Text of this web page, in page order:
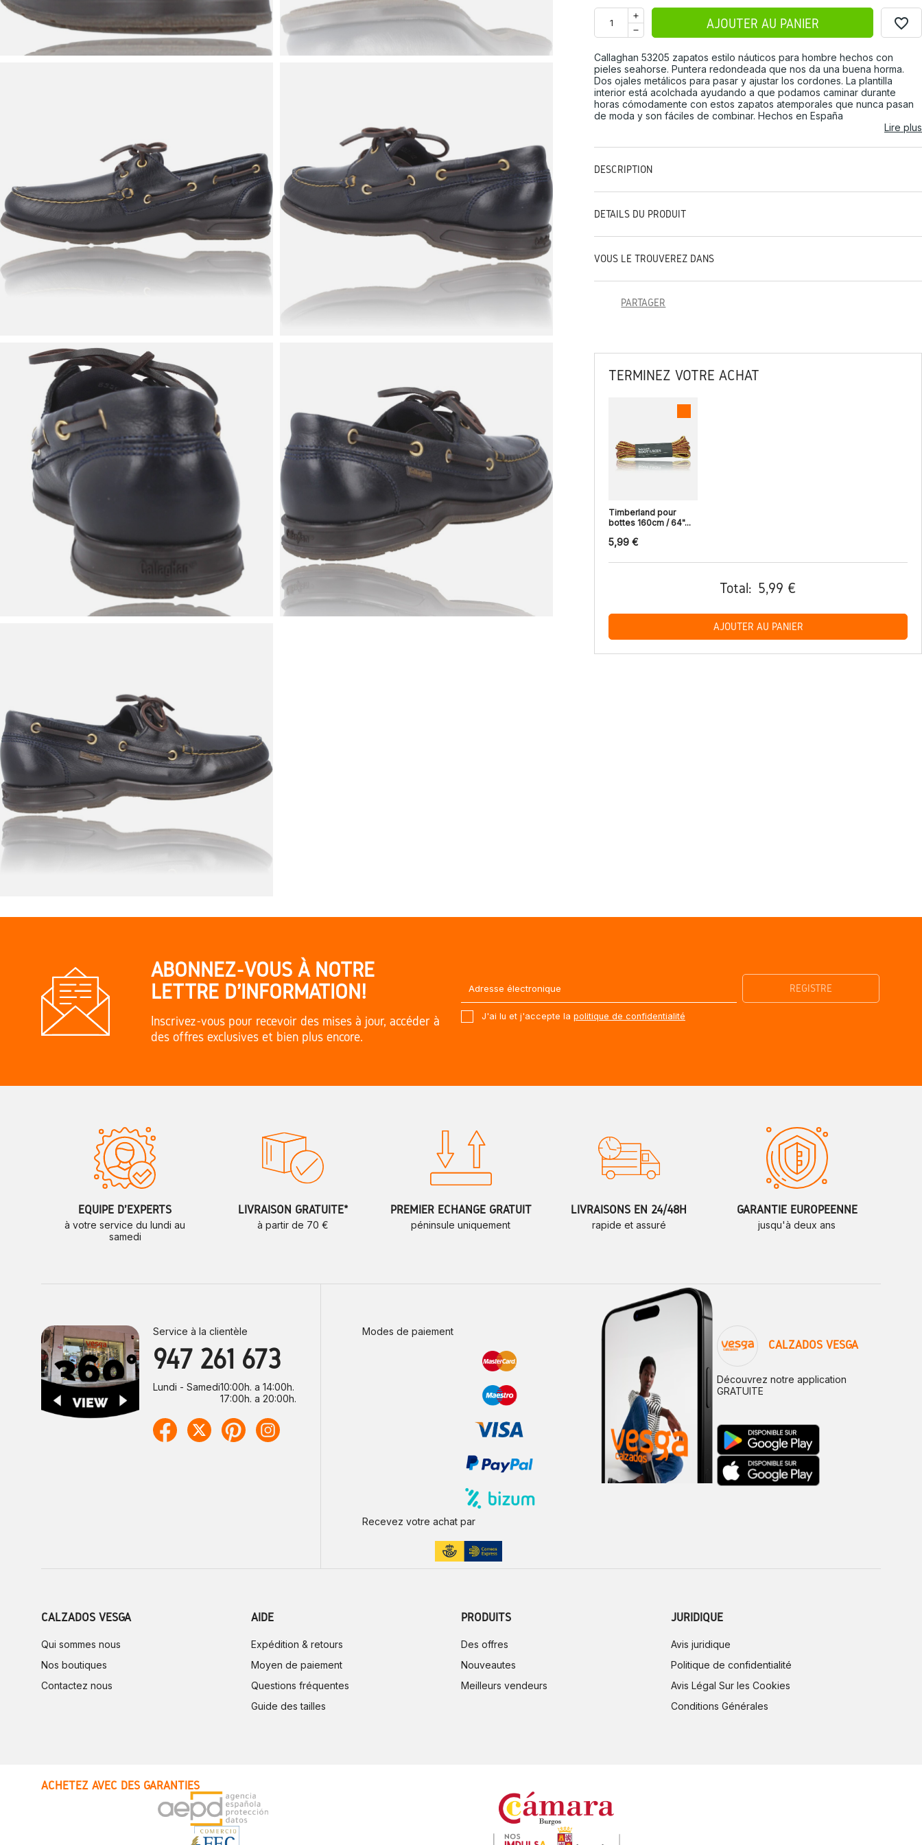
AJOUTER AU PANIER favorite_border
Callaghan 53205 zapatos estilo náuticos para hombre hechos con
pieles seahorse. Puntera redondeada que nos da una buena horma.
Dos ojales metálicos para pasar y ajustar los cordones. La plantilla
interior está acolchada ayudando a que podamos caminar durante
horas cómodamente con estos zapatos atemporales que nunca pasan
de moda y son fáciles de combinar. Hechos en España
Lire plus
DESCRIPTION
DÉTAILS DU PRODUIT
VOUS LE TROUVEREZ DANS
PARTAGER
TERMINEZ VOTRE ACHAT
Timberland pour
bottes 160cm / 64"...
5,99 €
Total: 5,99 €
AJOUTER AU PANIER
ABONNEZ-VOUS À NOTRE
LETTRE D'INFORMATION!
Inscrivez-vous pour recevoir des mises à jour, accéder à
des offres exclusives et bien plus encore.
J'ai lu et j'accepte la politique de confidentialité
ÉQUIPE D'EXPERTS
à votre service du lundi au
samedi
LIVRAISON GRATUITE*
à partir de 70 €
PREMIER ÉCHANGE GRATUIT
péninsule uniquement
LIVRAISONS EN 24/48H
rapide et assuré
GARANTIE EUROPÉENNE
jusqu'à deux ans
Service à la clientèle
947 261 673
Lundi - Samedi10:00h. a 14:00h.
17:00h. a 20:00h.
Modes de paiement
Recevez votre achat par
CALZADOS VESGA
Découvrez notre application
GRATUITE
CALZADOS VESGA
Qui sommes nous
Nos boutiques
Contactez nous
AIDE
Expédition & retours
Moyen de paiement
Questions fréquentes
Guide des tailles
PRODUITS
Des offres
Nouveautes
Meilleurs vendeurs
JURIDIQUE
Avis juridique
Politique de confidentialité
Avis Légal Sur les Cookies
Conditions Générales
ACHETEZ AVEC DES GARANTIES